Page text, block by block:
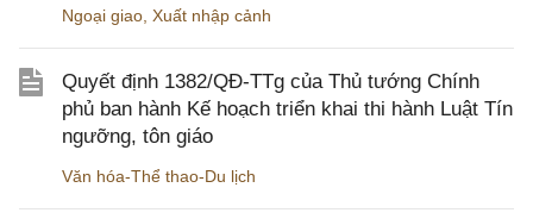
Ngoại giao Xuất nhập cảnh
Quyết định 1382/QĐ-TTg của Thủ tướng Chính
phủ ban hành Kế hoạch triển khai thi hành Luật Tín
ngưỡng, tôn giáo
Văn hóa-Thể thao-Du lịch